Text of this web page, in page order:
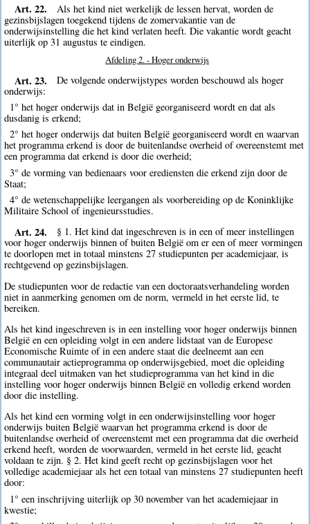
Art. 22.
Als het kind niet werkelijk de lessen hervat, worden de
gezinsbijslagen toegekend tijdens de zomervakantie van de
onderwijsinstelling die het kind verlaten heeft. Die vakantie wordt geacht
uiterlijk op 31 augustus te eindigen.
Afdeling 2. - Hoger onderwijs
Art. 23.
De volgende onderwijstypes worden beschouwd als hoger
onderwijs:
1° het hoger onderwijs dat in België georganiseerd wordt en dat als
dusdanig is erkend;
2° het hoger onderwijs dat buiten België georganiseerd wordt en waarvan
het programma erkend is door de buitenlandse overheid of overeenstemt met
een programma dat erkend is door die overheid;
3° de vorming van bedienaars voor erediensten die erkend zijn door de
Staat;
4° de wetenschappelijke leergangen als voorbereiding op de Koninklijke
Militaire School of ingenieursstudies.
Art. 24.
§ 1. Het kind dat ingeschreven is in een of meer instellingen
voor hoger onderwijs binnen of buiten België om er een of meer vormingen
te doorlopen met in totaal minstens 27 studiepunten per academiejaar, is
rechtgevend op gezinsbijslagen.
De studiepunten voor de redactie van een doctoraatsverhandeling worden
niet in aanmerking genomen om de norm, vermeld in het eerste lid, te
bereiken.
Als het kind ingeschreven is in een instelling voor hoger onderwijs binnen
België en een opleiding volgt in een andere lidstaat van de Europese
Economische Ruimte of in een andere staat die deelneemt aan een
communautair actieprogramma op onderwijsgebied, moet die opleiding
integraal deel uitmaken van het studieprogramma van het kind in die
instelling voor hoger onderwijs binnen België en volledig erkend worden
door die instelling.
Als het kind een vorming volgt in een onderwijsinstelling voor hoger
onderwijs buiten België waarvan het programma erkend is door de
buitenlandse overheid of overeenstemt met een programma dat die overheid
erkend heeft, worden de voorwaarden, vermeld in het eerste lid, geacht
voldaan te zijn. § 2. Het kind geeft recht op gezinsbijslagen voor het
volledige academiejaar als het een totaal van minstens 27 studiepunten heeft
door:
1° een inschrijving uiterlijk op 30 november van het academiejaar in
kwestie;